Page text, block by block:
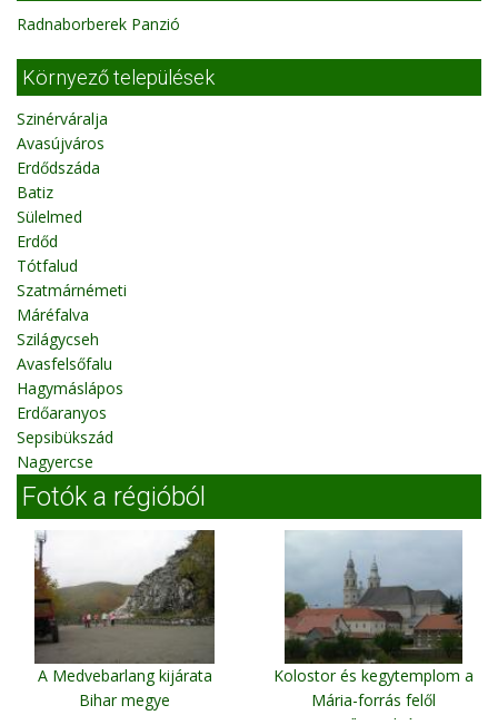
Radnaborberek Panzió
Környező települések
Szinérváralja
Avasújváros
Erdődszáda
Batiz
Sülelmed
Erdőd
Tótfalud
Szatmárnémeti
Máréfalva
Szilágycseh
Avasfelsőfalu
Hagymáslápos
Erdőaranyos
Sepsibükszád
Nagyercse
Fotók a régióból
A Medvebarlang kijárata
Bihar megye
Kolostor és kegytemplom a
Mária-forrás felől